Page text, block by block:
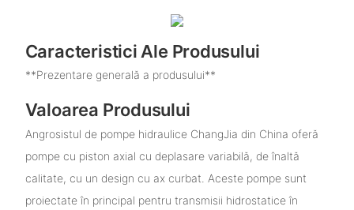
Caracteristici Ale Produsului
**Prezentare generală a produsului**
Valoarea Produsului
Angrosistul de pompe hidraulice ChangJia din China oferă
pompe cu piston axial cu deplasare variabilă, de înaltă
calitate, cu un design cu ax curbat. Aceste pompe sunt
proiectate în principal pentru transmisii hidrostatice în